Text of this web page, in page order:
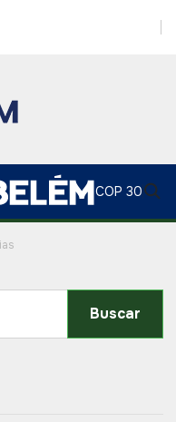
COP 30
Buscar